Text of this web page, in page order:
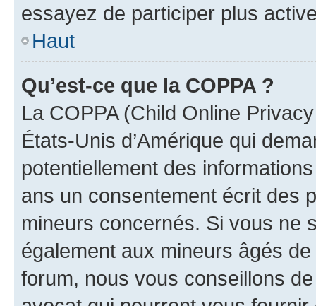
essayez de participer plus
Haut
Qu’est-ce que la COPPA ?
La COPPA (Child Online
États-Unis d’Amérique qui
potentiellement des
ans un consentement écrit des
mineurs concernés. Si vous ne
également aux mineurs âgés
forum, nous vous conseillons